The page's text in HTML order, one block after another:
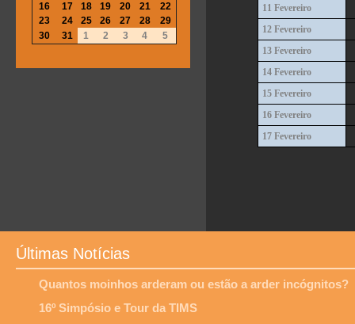
11 Fevereiro
12 Fevereiro
13 Fevereiro
14 Fevereiro
15 Fevereiro
16 Fevereiro
17 Fevereiro
16
17 18 19 20 21
22
23
24 25 26 27 28
29
30
31 1 2 3 4 5
Últimas Notícias
Quantos moinhos arderam ou estão a arder incógnitos?
16º Simpósio e Tour da TIMS